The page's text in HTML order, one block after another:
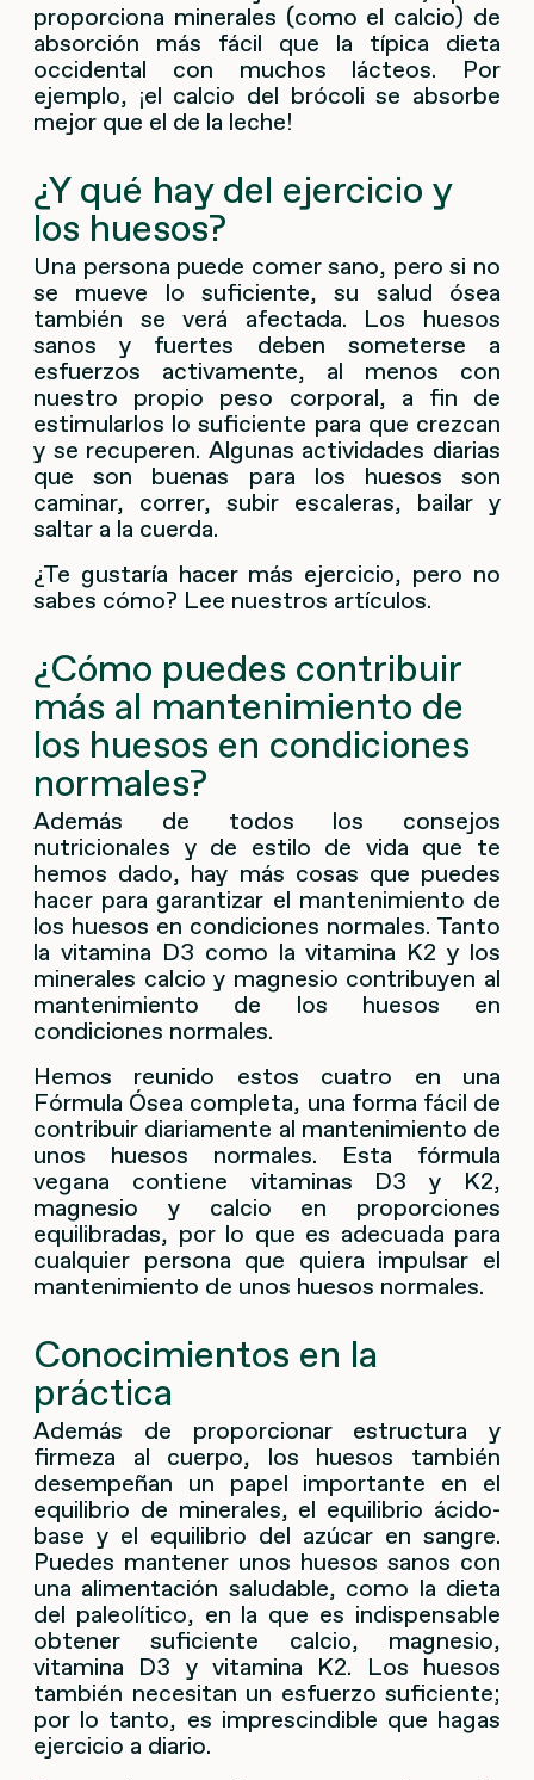
proporciona minerales (como el calcio) de
absorción más fácil que la típica dieta
occidental con muchos lácteos. Por
ejemplo, ¡el calcio del brócoli se absorbe
mejor que el de la leche!
¿Y qué hay del ejercicio y
los huesos?
Una persona puede comer sano, pero si no
se mueve lo suficiente, su salud ósea
también se verá afectada. Los huesos
sanos y fuertes deben someterse a
esfuerzos activamente, al menos con
nuestro propio peso corporal, a fin de
estimularlos lo suficiente para que crezcan
y se recuperen. Algunas actividades diarias
que son buenas para los huesos son
caminar, correr, subir escaleras, bailar y
saltar a la cuerda.
¿Te gustaría hacer más ejercicio, pero no
sabes cómo? Lee nuestros artículos.
¿Cómo puedes contribuir
más al mantenimiento de
los huesos en condiciones
normales?
Además de todos los consejos
nutricionales y de estilo de vida que te
hemos dado, hay más cosas que puedes
hacer para garantizar el mantenimiento de
los huesos en condiciones normales. Tanto
la vitamina D3 como la vitamina K2 y los
minerales calcio y magnesio contribuyen al
mantenimiento de los huesos en
condiciones normales.
Hemos reunido estos cuatro en una
Fórmula Ósea completa, una forma fácil de
contribuir diariamente al mantenimiento de
unos huesos normales. Esta fórmula
vegana contiene vitaminas D3 y K2,
magnesio y calcio en proporciones
equilibradas, por lo que es adecuada para
cualquier persona que quiera impulsar el
mantenimiento de unos huesos normales.
Conocimientos en la
práctica
Además de proporcionar estructura y
firmeza al cuerpo, los huesos también
desempeñan un papel importante en el
equilibrio de minerales, el equilibrio ácido-
base y el equilibrio del azúcar en sangre.
Puedes mantener unos huesos sanos con
una alimentación saludable, como la dieta
del paleolítico, en la que es indispensable
obtener suficiente calcio, magnesio,
vitamina D3 y vitamina K2. Los huesos
también necesitan un esfuerzo suficiente;
por lo tanto, es imprescindible que hagas
ejercicio a diario.